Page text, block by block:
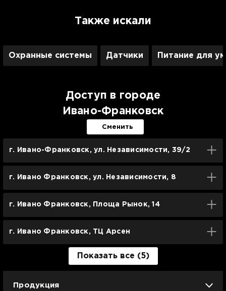
Также искали
Охранные системы Датчики Питание для
Доступ в городе
Ивано-Франковск
Сменить
г. Ивано-Франковск, ул. Независимости, 39/2
г. Ивано Франковск, ул. Независимости, 8
г. Ивано Франковск, Площа Рынок, 14
г. Ивано Франковск, ТЦ Арсен
Показать все (5)
Продукция